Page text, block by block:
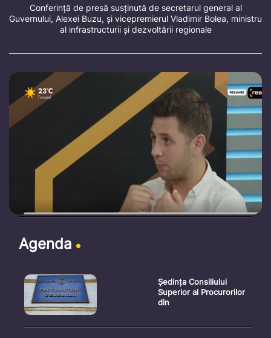
Conferință de presă susținută de secretarul general al
Guvernului, Alexei Buzu, și vicepremierul Vladimir Bolea, ministru
al infrastructurii și dezvoltării regionale
Agenda
Ședința Consiliului
Superior al Procurorilor
din